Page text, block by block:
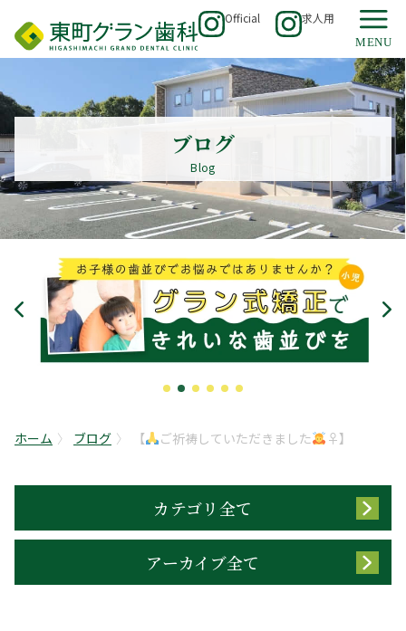
Official 求人用
ブログ
Blog
ホーム ブログ 【 ご祈祷していただきました ‍♀】
カテゴリ全て
アーカイブ全て